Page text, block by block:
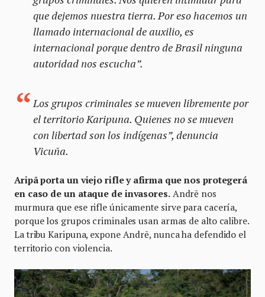
que dejemos nuestra tierra. Por eso hacemos un
llamado internacional de auxilio, es
internacional porque dentro de Brasil ninguna
autoridad nos escucha”.
Los grupos criminales se mueven libremente por
el territorio Karipuna. Quienes no se mueven
con libertad son los indígenas”, denuncia
Vicuña.
Aripã porta un viejo rifle y afirma que nos protegerá
en caso de un ataque de invasores.Andrē nos
murmura que ese rifle únicamente sirve para cacería,
porque los grupos criminales usan armas de alto calibre.
La tribu Karipuna, expone Andrē, nunca ha defendido el
territorio con violencia.